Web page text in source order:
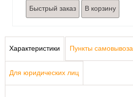
Быстрый заказ
Характеристики Пункты самовывоза
Для юридических лиц